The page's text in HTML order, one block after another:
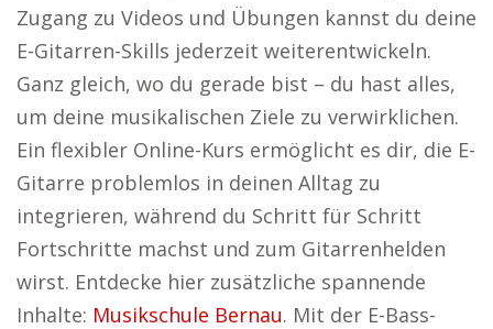
Zugang zu Videos und Übungen kannst du deine
E-Gitarren-Skills jederzeit weiterentwickeln.
Ganz gleich, wo du gerade bist – du hast alles,
um deine musikalischen Ziele zu verwirklichen.
Ein flexibler Online-Kurs ermöglicht es dir, die E-
Gitarre problemlos in deinen Alltag zu
integrieren, während du Schritt für Schritt
Fortschritte machst und zum Gitarrenhelden
wirst. Entdecke hier zusätzliche spannende
Inhalte: Musikschule Bernau. Mit der E-Bass-